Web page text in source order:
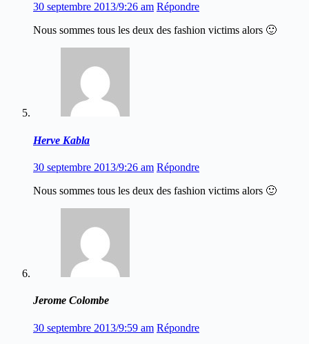
30 septembre 2013/9:26 am Répondre
Nous sommes tous les deux des fashion victims alors 🙂
Herve Kabla
30 septembre 2013/9:26 am Répondre
Nous sommes tous les deux des fashion victims alors 🙂
Jerome Colombe
30 septembre 2013/9:59 am Répondre